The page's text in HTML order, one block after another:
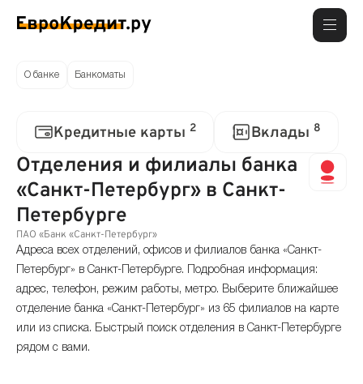
О банке Банкоматы
Кредитные карты 2 Вклады 8
Отделения и филиалы банка
«Санкт-Петербург» в Санкт-
Петербурге
ПАО «Банк «Санкт-Петербург»
Адреса всех отделений, офисов и филиалов банка «Санкт-
Петербург» в Санкт-Петербурге. Подробная информация:
адрес, телефон, режим работы, метро. Выберите ближайшее
отделение банка «Санкт-Петербург» из 65 филиалов на карте
или из списка. Быстрый поиск отделения в Санкт-Петербурге
рядом с вами.